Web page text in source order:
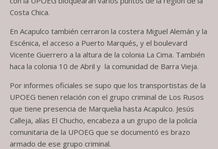
Costa Chica.
En Acapulco también cerraron la costera Miguel Alemán y la
Escénica, el acceso a Puerto Marqués, y el boulevard
Vicente Guerrero a la altura de la colonia La Cima. También
haca la colonia 10 de Abril y la comunidad de Barra Vieja.
Por informes oficiales se supo que los transportistas de la
UPOEG tienen relación con el grupo criminal de Los Rusos
que tiene presencia de Marquelia hasta Acapulco. Jesús
Calleja, alías El Chucho, encabeza a un grupo de la policía
comunitaria de la UPOEG que se documentó es brazo
armado de ese grupo criminal.